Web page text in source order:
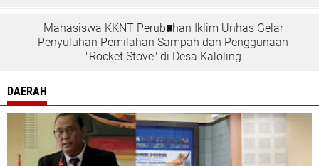
Mahasiswa KKNT Perubahan Iklim Unhas Gelar
Penyuluhan Pemilahan Sampah dan Penggunaan
"Rocket Stove" di Desa Kaloling
DAERAH